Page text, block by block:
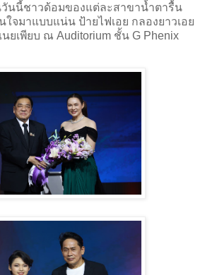
วันนี้ชาวด้อมของแต่ละสาขาน้ำตารื้น
ใจมาแบบแน่น ป้ายไฟเอย กลองยาวเอย
ยเพียบ ณ Auditorium ชั้น G Phenix